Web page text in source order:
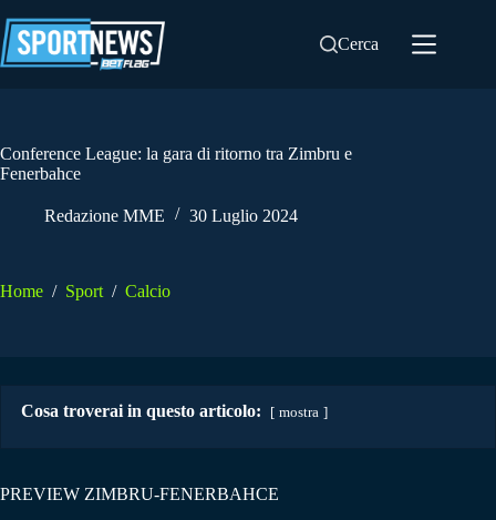
al
contenuto
Cerca
Conference League: la gara di ritorno tra Zimbru e
Fenerbahce
Redazione MME 30 Luglio 2024
Home / Sport / Calcio
Cosa troverai in questo articolo: mostra
PREVIEW ZIMBRU-FENERBAHCE